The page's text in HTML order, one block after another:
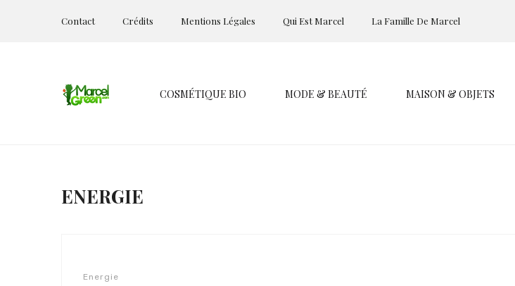
Contact Crédits Mentions Légales Qui Est Marcel La Famille De Marcel
COSMÉTIQUE BIO MODE & BEAUTÉ MAISON & OBJETS
ENERGIE
Energie